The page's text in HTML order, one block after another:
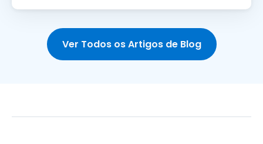
Ver Todos os Artigos de Blog